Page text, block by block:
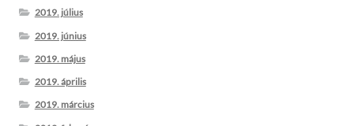
2019. július
2019. június
2019. május
2019. április
2019. március